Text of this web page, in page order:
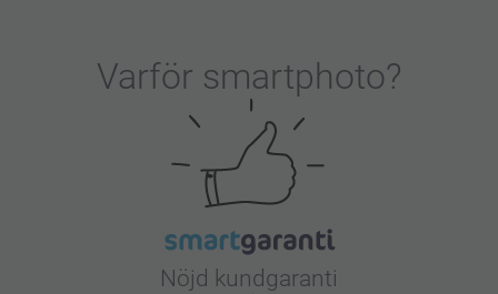
Varför smartphoto?
Nöjd kundgaranti